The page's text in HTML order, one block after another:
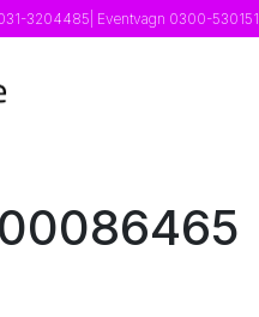
3204485 | Eventvagn 0300-530151